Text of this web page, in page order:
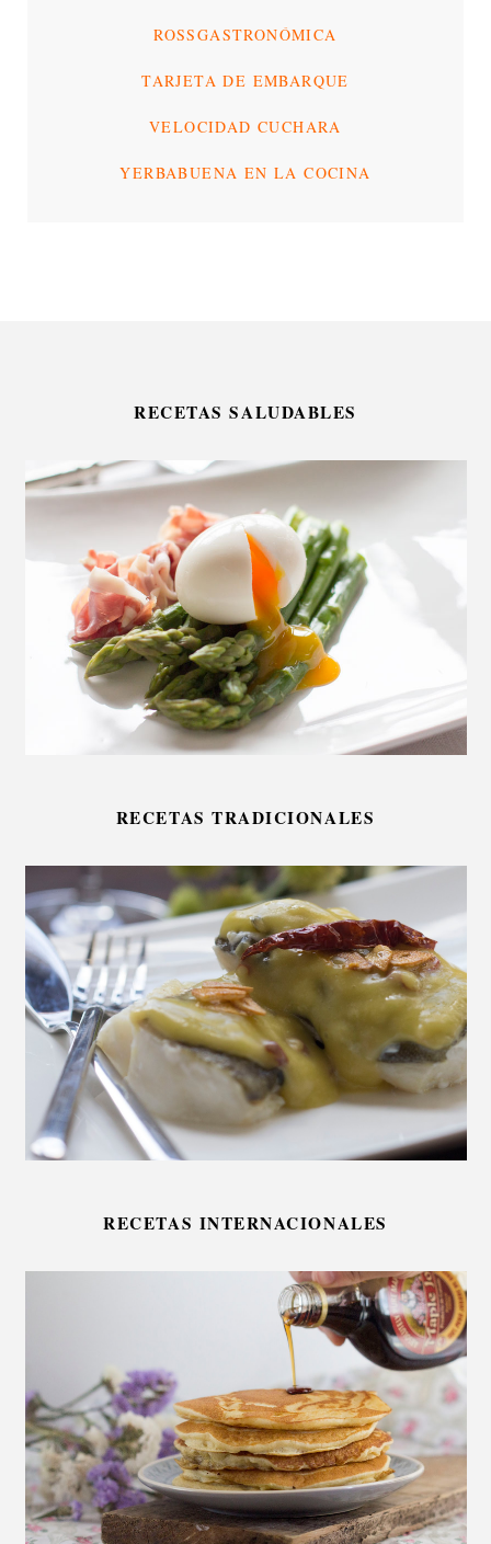
ROSSGASTRONÓMICA
TARJETA DE EMBARQUE
VELOCIDAD CUCHARA
YERBABUENA EN LA COCINA
RECETAS SALUDABLES
RECETAS TRADICIONALES
RECETAS INTERNACIONALES